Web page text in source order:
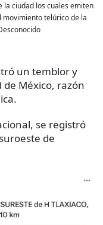
la ciudad los cuales emiten
movimiento telúrico de la
un temblor y
México, razón
se registró
de